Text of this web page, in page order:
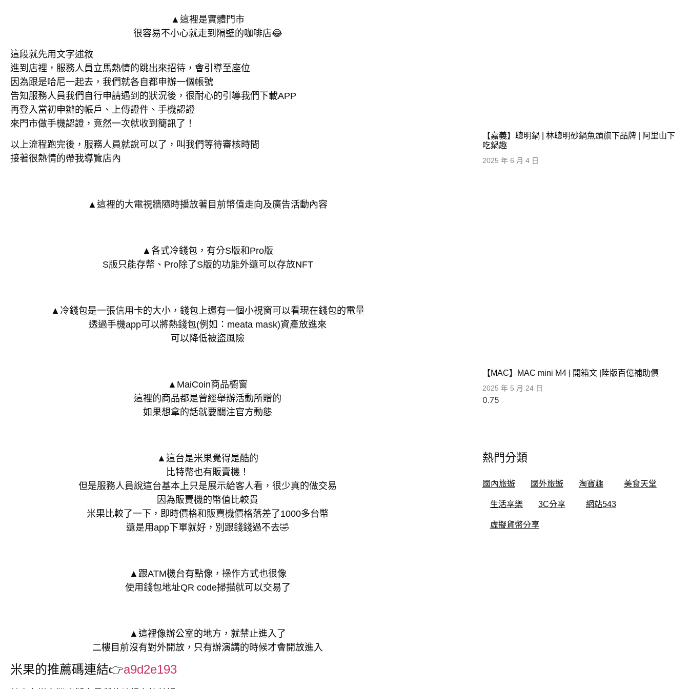
▲這裡是實體門市
很容易不小心就走到隔壁的咖啡店😂
這段就先用文字述敘
進到店裡，服務人員立馬熱情的跳出來招待，會引導至座位
因為跟是哈尼一起去，我們就各自都申辦一個帳號
告知服務人員我們自行申請遇到的狀況後，很耐心的引導我們下載APP
再登入當初申辦的帳戶、上傳證件、手機認證
來門市做手機認證，竟然一次就收到簡訊了！
以上流程跑完後，服務人員就說可以了，叫我們等待審核時間
接著很熱情的帶我導覽店內
▲這裡的大電視牆隨時播放著目前幣值走向及廣告活動內容
▲各式冷錢包，有分S版和Pro版
S版只能存幣、Pro除了S版的功能外還可以存放NFT
▲冷錢包是一張信用卡的大小，錢包上還有一個小視窗可以看現在錢包的電量
透過手機app可以將熱錢包(例如：meata mask)資產放進來
可以降低被盜風險
▲MaiCoin商品櫥窗
這裡的商品都是曾經舉辦活動所贈的
如果想拿的話就要關注官方動態
▲這台是米果覺得是酷的
比特幣也有販賣機！
但是服務人員說這台基本上只是展示給客人看，很少真的做交易
因為販賣機的幣值比較貴
米果比較了一下，即時價格和販賣機價格落差了1000多台幣
還是用app下單就好，別跟錢錢過不去🤣
▲跟ATM機台有點像，操作方式也很像
使用錢包地址QR code掃描就可以交易了
▲這裡像辦公室的地方，就禁止進入了
二樓目前沒有對外開放，只有辦演講的時候才會開放進入
米果的推薦碼連結👉a9d2e193
【嘉義】聰明鍋 | 林聰明砂鍋魚頭旗下品牌 | 阿里山下
吃鍋趣
2025 年 6 月 4 日
【MAC】MAC mini M4 | 開箱文 |陸版百億補助價
2025 年 5 月 24 日
熱門分類
國內旅遊 國外旅遊 淘寶趣 美食天堂
生活享樂 3C分享 網站543
虛擬貨幣分享